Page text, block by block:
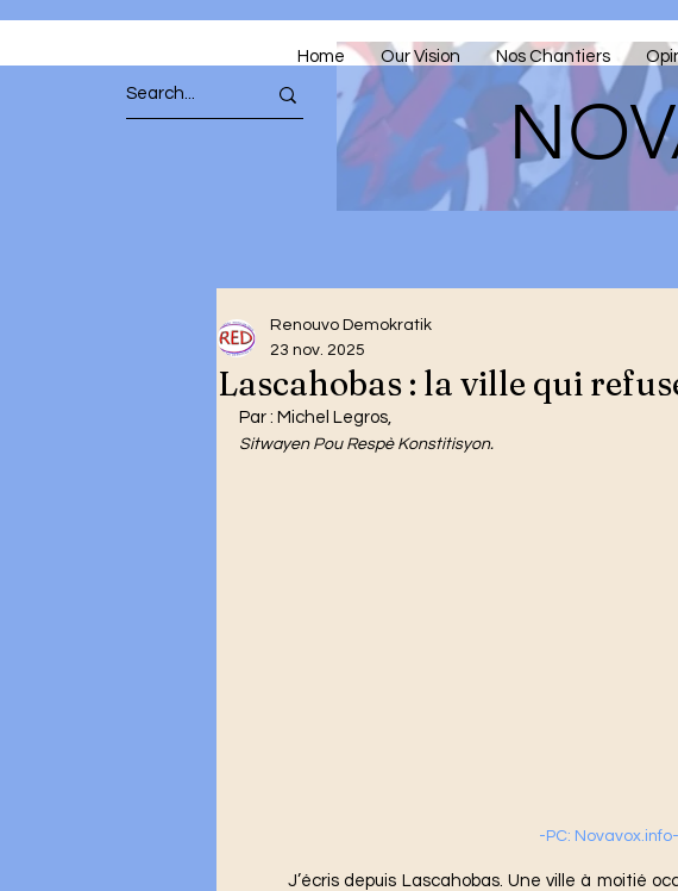
Home Our Vision Nos Chantiers
Lascahobas : la ville qui
Renouvo Demokratik
23 nov. 2025
Par : Michel Legros,
Sitwayen Pou Respè Konstitisyon.
-PC: Novavox.info-
	J’écris depuis Lascahobas. Une ville à moitié occupée, mais debout. Dans les rues, les